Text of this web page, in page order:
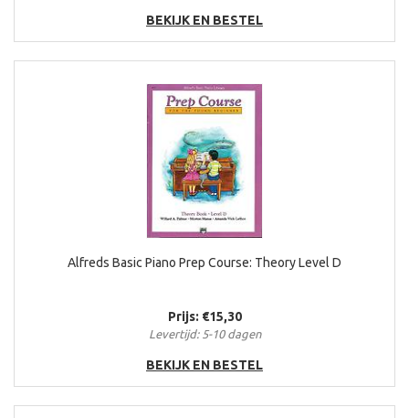
BEKIJK EN BESTEL
Alfreds Basic Piano Prep Course: Theory Level D
Prijs: €15,30
Levertijd: 5-10 dagen
BEKIJK EN BESTEL